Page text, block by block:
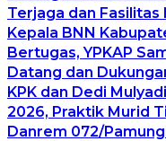
Terjaga dan Fasilitas
Kepala BNN
Bertugas, YPKAP
Datang dan
KPK dan Dedi
2026, Praktik Murid
Danrem 072/